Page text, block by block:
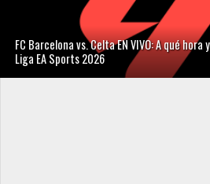
FC Barcelona vs. Celta EN VIVO: A qué
Liga EA Sports 2026